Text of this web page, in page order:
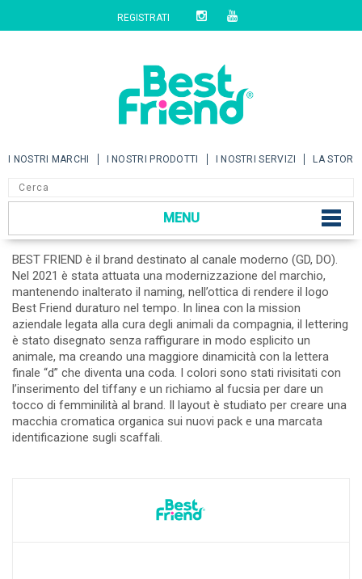
REGISTRATI
I NOSTRI MARCHI I NOSTRI PRODOTTI I NOSTRI SERVIZI LA
MENU
BEST FRIEND è il brand destinato al canale moderno (GD, DO).
Nel 2021 è stata attuata una modernizzazione del marchio,
mantenendo inalterato il naming, nell’ottica di rendere il logo
Best Friend duraturo nel tempo. In linea con la mission
aziendale legata alla cura degli animali da compagnia, il lettering
è stato disegnato senza raffigurare in modo esplicito un
animale, ma creando una maggiore dinamicità con la lettera
finale “d” che diventa una coda. I colori sono stati rivisitati con
l’inserimento del tiffany e un richiamo al fucsia per dare un
tocco di femminilità al brand. Il layout è studiato per creare una
macchia cromatica organica sui nuovi pack e una marcata
identificazione sugli scaffali.